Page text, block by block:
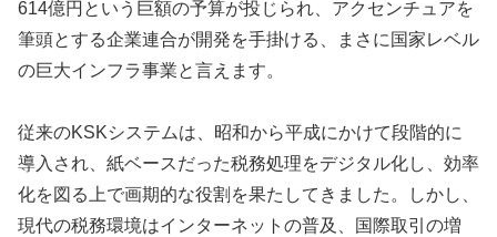
614億円という巨額の予算が投じられ、アクセンチュアを
筆頭とする企業連合が開発を手掛ける、まさに国家レベル
の巨大インフラ事業と言えます。
従来のKSKシステムは、昭和から平成にかけて段階的に
導入され、紙ベースだった税務処理をデジタル化し、効率
化を図る上で画期的な役割を果たしてきました。しかし、
現代の税務環境はインターネットの普及、国際取引の増